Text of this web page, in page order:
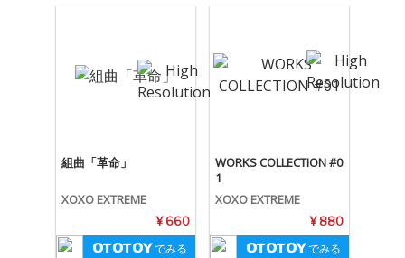
組曲「革命」
XOXO EXTREME
¥ 660
でみる
WORKS COLLECTION #0
1
XOXO EXTREME
¥ 880
でみる